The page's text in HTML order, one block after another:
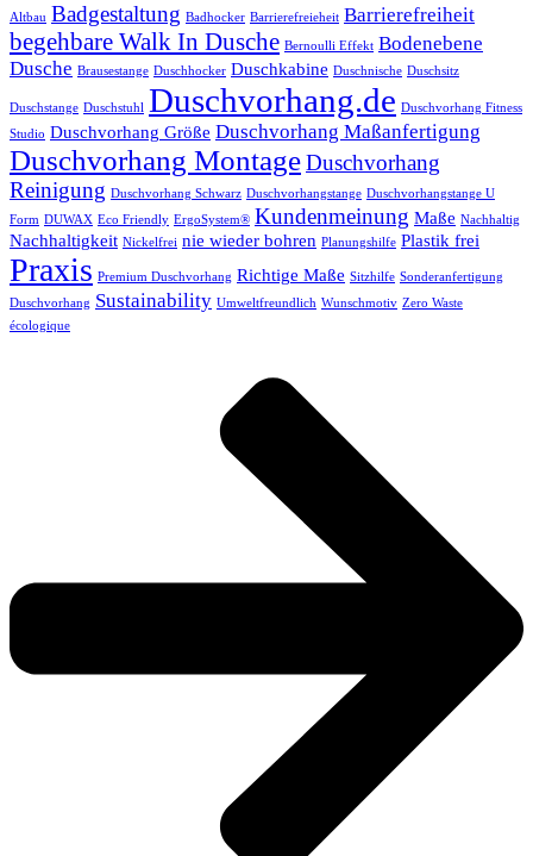
Altbau Badgestaltung Badhocker Barrierefreieheit Barrierefreiheit
begehbare Walk In Dusche Bernoulli Effekt Bodenebene
Dusche Brausestange Duschhocker Duschkabine Duschnische Duschsitz
Duschstange Duschstuhl Duschvorhang.de Duschvorhang Fitness
Studio Duschvorhang Größe Duschvorhang Maßanfertigung
Duschvorhang MontageDuschvorhang
Reinigung Duschvorhang Schwarz Duschvorhangstange Duschvorhangstange U
Form DUWAX Eco Friendly ErgoSystem® Kundenmeinung Maße Nachhaltig
Nachhaltigkeit Nickelfrei nie wieder bohren Planungshilfe Plastik frei
Praxis Premium Duschvorhang Richtige Maße Sitzhilfe Sonderanfertigung
Duschvorhang Sustainability Umweltfreundlich Wunschmotiv Zero Waste
écologique